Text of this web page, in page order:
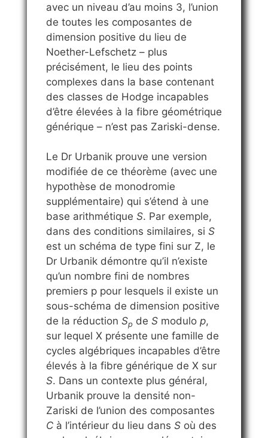
avec un niveau d’au moins 3, l’union
de toutes les composantes de
dimension positive du lieu de
Noether-Lefschetz – plus
précisément, le lieu des points
complexes dans la base contenant
des classes de Hodge incapables
d’être élevées à la fibre géométrique
générique – n’est pas Zariski-dense.
Le Dr Urbanik prouve une version
modifiée de ce théorème (avec une
hypothèse de monodromie
supplémentaire) qui s’étend à une
base arithmétique S. Par exemple,
dans des conditions similaires, si S
est un schéma de type fini sur Z, le
Dr Urbanik démontre qu’il n’existe
qu’un nombre fini de nombres
premiers p pour lesquels il existe un
sous-schéma de dimension positive
de la réduction Sp de S modulo p,
sur lequel X présente une famille de
cycles algébriques incapables d’être
élevés à la fibre générique de X sur
S. Dans un contexte plus général,
Urbanik prouve la densité non-
Zariski de l’union des composantes
C à l’intérieur du lieu dans S où des